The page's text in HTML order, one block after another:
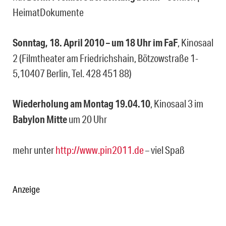
HeimatDokumente
Sonntag, 18. April 2010 – um 18 Uhr im FaF, Kinosaal
2 (Filmtheater am Friedrichshain, Bötzowstraße 1-
5,10407 Berlin, Tel. 428 451 88)
Wiederholung am Montag 19.04.10, Kinosaal 3 im
Babylon Mitteum 20 Uhr
mehr unterhttp://www.pin2011.de– viel Spaß
Anzeige